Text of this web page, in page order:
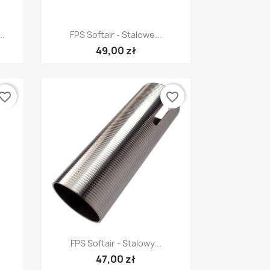
Szybki podgląd
FPS Softair - Stalowe...
49,00 zł
Szybki podgląd
FPS Softair - Stalowy...
47,00 zł
favorite_border